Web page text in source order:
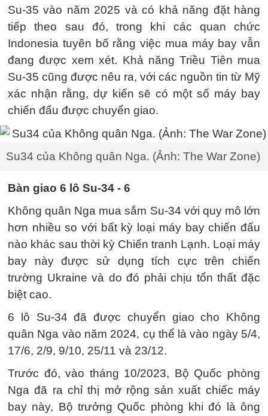
Su-35 vào năm 2025 và có khả năng đặt hàng
tiếp theo sau đó, trong khi các quan chức
Indonesia tuyên bố rằng việc mua máy bay vẫn
đang được xem xét. Khả năng Triều Tiên mua
Su-35 cũng được nêu ra, với các nguồn tin từ Mỹ
xác nhận rằng, dự kiến ​​sẽ có một số máy bay
chiến đấu được chuyển giao.
Su34 của Không quân Nga. (Ảnh: The War Zone)
Bàn giao 6 lô Su-34 - 6
Không quân Nga mua sắm Su-34 với quy mô lớn
hơn nhiều so với bất kỳ loại máy bay chiến đấu
nào khác sau thời kỳ Chiến tranh Lạnh. Loại máy
bay này được sử dụng tích cực trên chiến
trường Ukraine và do đó phải chịu tổn thất đặc
biệt cao.
6 lô Su-34 đã được chuyển giao cho Không
quân Nga vào năm 2024, cụ thể là vào ngày 5/4,
17/6, 2/9, 9/10, 25/11 và 23/12.
Trước đó, vào tháng 10/2023, Bộ Quốc phòng
Nga đã ra chỉ thị mở rộng sản xuất chiếc máy
bay này, Bộ trưởng Quốc phòng khi đó là ông